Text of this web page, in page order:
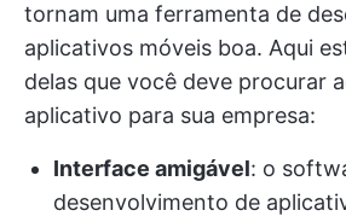
tornam uma ferramenta de
aplicativos móveis boa. Aqui
delas que você deve procurar
aplicativo para sua empresa:
Interface amigável: o
desenvolvimento de